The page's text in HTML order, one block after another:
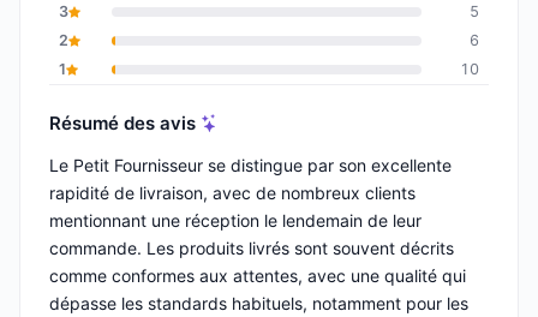
3
5
2
6
1
10
Résumé des avis
Le Petit Fournisseur se distingue par son excellente
rapidité de livraison, avec de nombreux clients
mentionnant une réception le lendemain de leur
commande. Les produits livrés sont souvent décrits
comme conformes aux attentes, avec une qualité qui
dépasse les standards habituels, notamment pour les